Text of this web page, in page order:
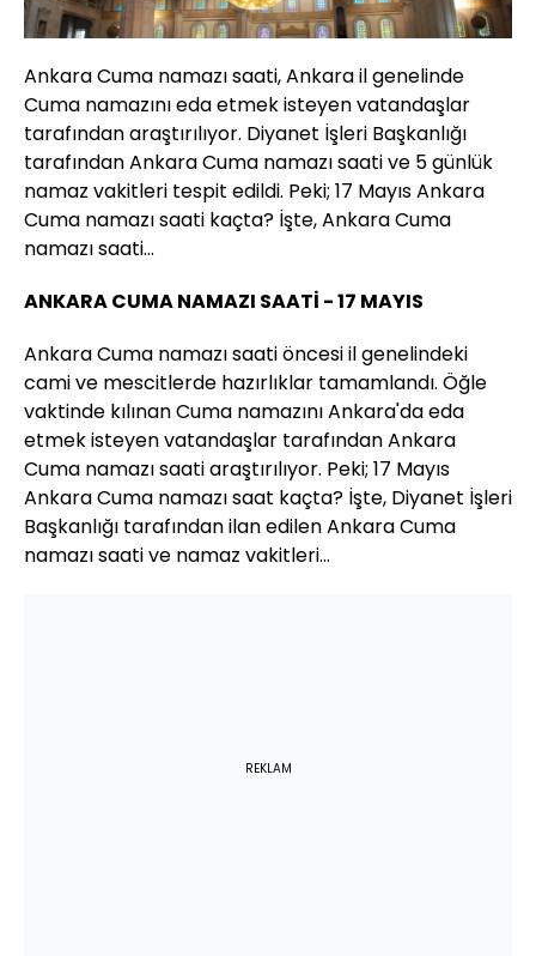
Ankara Cuma namazı saati, Ankara il genelinde
Cuma namazını eda etmek isteyen vatandaşlar
tarafından araştırılıyor. Diyanet İşleri Başkanlığı
tarafından Ankara Cuma namazı saati ve 5 günlük
namaz vakitleri tespit edildi. Peki; 17 Mayıs Ankara
Cuma namazı saati kaçta? İşte, Ankara Cuma
namazı saati...
ANKARA CUMA NAMAZI SAATİ - 17 MAYIS
Ankara Cuma namazı saati öncesi il genelindeki
cami ve mescitlerde hazırlıklar tamamlandı. Öğle
vaktinde kılınan Cuma namazını Ankara'da eda
etmek isteyen vatandaşlar tarafından Ankara
Cuma namazı saati araştırılıyor. Peki; 17 Mayıs
Ankara Cuma namazı saat kaçta? İşte, Diyanet İşleri
Başkanlığı tarafından ilan edilen Ankara Cuma
namazı saati ve namaz vakitleri...
REKLAM